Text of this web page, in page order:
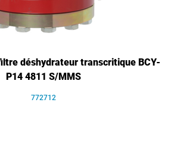
déshydrateur transcritique BCY-
P14 4811 S/MMS
772712